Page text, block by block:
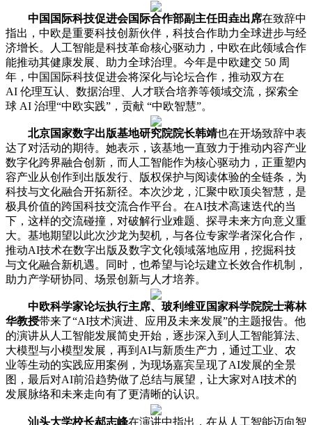
中国国际科技促进会国际合作部副主任田垚出席在致辞中
指出，中欧是重要科技创新伙伴，科技合作助力全球进步与经
济增长。人工智能是科技革命核心驱动力，中欧在此领域合作
能推动其健康发展、助力全球治理。今年是中欧建交 50 周
年，中国国际科技促进会将深化与论坛合作，推动双方在
AI 伦理互认、数据治理、人才联合培养等领域交流，探索全
球 AI 治理“中欧实践”，贡献 “中欧智慧”。
北京国家数字出版基地研究院院长韩靖也在开场致辞中表
达了对活动的期待。她表示，该基地一直致力于推动内容产业
数字化跨界融合创新，而人工智能作为核心驱动力，正重塑内
容产业从创作到出版发行、版权保护与阅读体验的全链条，为
科技与文化融合开拓新径。本次沙龙，汇聚中欧顶尖智慧，是
极具价值的跨国科技交流合作平台。在AI技术高速迭代的当
下，这样的交流碰撞，对破解行业难题、探寻未来方向意义重
大。基地期望以此次沙龙为契机，与各位专家学者深化合作，
推动AI技术在数字出版及数字文化领域落地应用，挖掘科技
与文化融合新机遇。同时，也希望与论坛建立长效合作机制，
助力产学研协同、场景创新与人才培养。
中欧科学家论坛执行主席、玻利维亚国家科学院院士蒋林
华教授带来了“AI技术演进、应用及未来发展”的主题报告。他
的演讲从人工智能发展简史开始，逐步深入到人工智能算法、
大模型与小模型发展，再到AI与新质生产力，通过工业、农
业等生动的实践应用案例，为现场嘉宾呈现了AI发展的全景
图，最后对AI前沿趋势做了总结与展望，让大家对AI技术的
发展脉络和未来走向有了更清晰的认识。
汕头大学校长郝志峰在演讲中指出，在从人工智能迈向智